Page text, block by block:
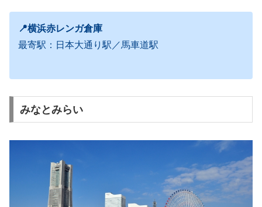
📍横浜赤レンガ倉庫
最寄駅：日本大通り駅／馬車道駅
みなとみらい